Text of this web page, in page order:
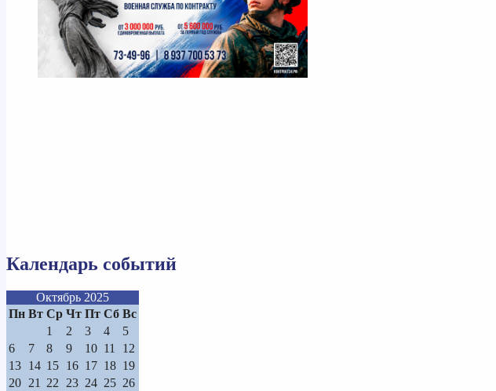
Календарь событий
Октябрь 2025
Пн Вт Ср Чт Пт Сб Вс
1
2 3 4
5
6
7 8 9 10 11
12
13 14 15 16 17 18 19
20 21 22 23 24 25 26